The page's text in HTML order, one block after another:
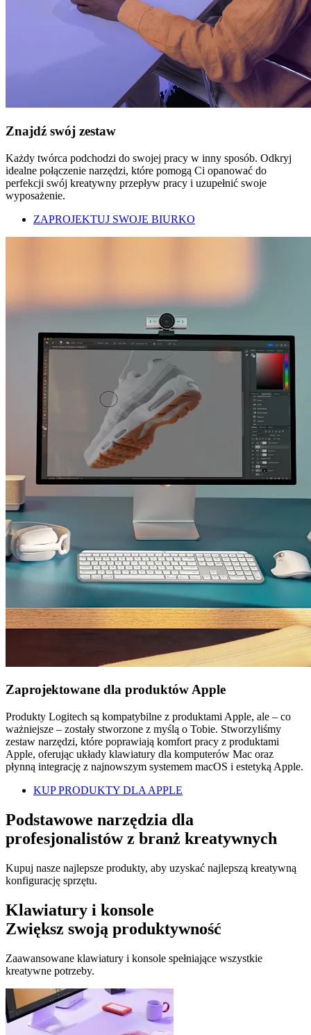
Znajdź swój zestaw
Każdy twórca podchodzi do swojej pracy w inny sposób. Odkryj
idealne połączenie narzędzi, które pomogą Ci opanować do
perfekcji swój kreatywny przepływ pracy i uzupełnić swoje
wyposażenie.
ZAPROJEKTUJ SWOJE BIURKO
Zaprojektowane dla produktów Apple
Produkty Logitech są kompatybilne z produktami Apple, ale – co
ważniejsze – zostały stworzone z myślą o Tobie. Stworzyliśmy
zestaw narzędzi, które poprawiają komfort pracy z produktami
Apple, oferując układy klawiatury dla komputerów Mac oraz
płynną integrację z najnowszym systemem macOS i estetyką Apple.
KUP PRODUKTY DLA APPLE
Podstawowe narzędzia dla
profesjonalistów z branż kreatywnych
Kupuj nasze najlepsze produkty, aby uzyskać najlepszą kreatywną
konfigurację sprzętu.
Klawiatury i konsole
Zwiększ swoją produktywność
Zaawansowane klawiatury i konsole spełniające wszystkie
kreatywne potrzeby.